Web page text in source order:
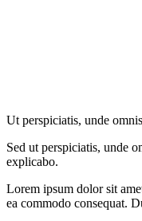
Ut perspiciatis, unde
Sed ut perspiciatis, unde
explicabo.
Lorem ipsum dolor sit
ea commodo consequat.